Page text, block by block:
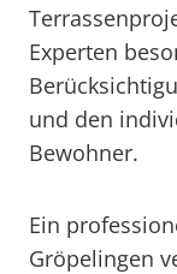
Experten
und den
Bewohner.
Ein
Gröpelingen